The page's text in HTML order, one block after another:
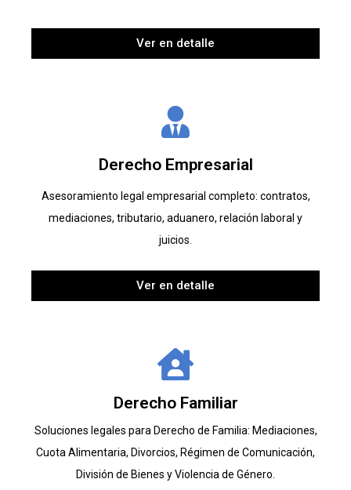
Ver en detalle
Derecho Empresarial
Asesoramiento legal empresarial completo: contratos,
mediaciones, tributario, aduanero, relación laboral y
juicios.
Ver en detalle
Derecho Familiar
Soluciones legales para Derecho de Familia: Mediaciones,
Cuota Alimentaria, Divorcios, Régimen de Comunicación,
División de Bienes y Violencia de Género.